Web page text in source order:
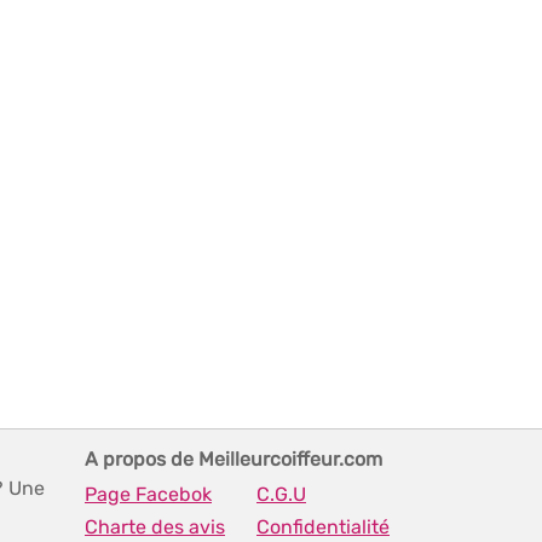
Une
A propos de Meilleurcoiffeur.com
Page Facebok
C.G.U
Charte des avis
Confidentialité